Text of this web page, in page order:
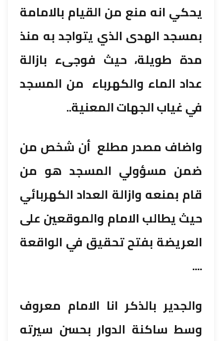
يحكي انه منع من القيام بالامامة
بمسجد الهدى الذي يتواجد به منذ
مدة طويلة، حيث فوجىء بازالة
عداد الماء والكهرباء من المسجد
في غياب الجهات المعنية..
واضاف مصدر مطلع أن شخص من
ضمن مسؤولي المسجد هو من
قام بمنعه وازالة العداد الكهربائي
حيث يطالب الامام والموقعين على
العريضة بفتح تحقیق في الواقعة
....
والجدير بالذكر انا الامام معروف
وسط ساكنة الدوار بحسن سيرته